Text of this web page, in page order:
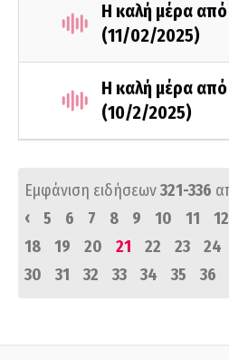
Η καλή μέρα
(11/02/2025)
Η καλή μέρα
(10/2/2025)
Εμφάνιση ειδήσεων321-336
‹
5 6 7 8 9 10 11 12
18
19 20 21 22 23 24
30
31 32 33 34 35 36